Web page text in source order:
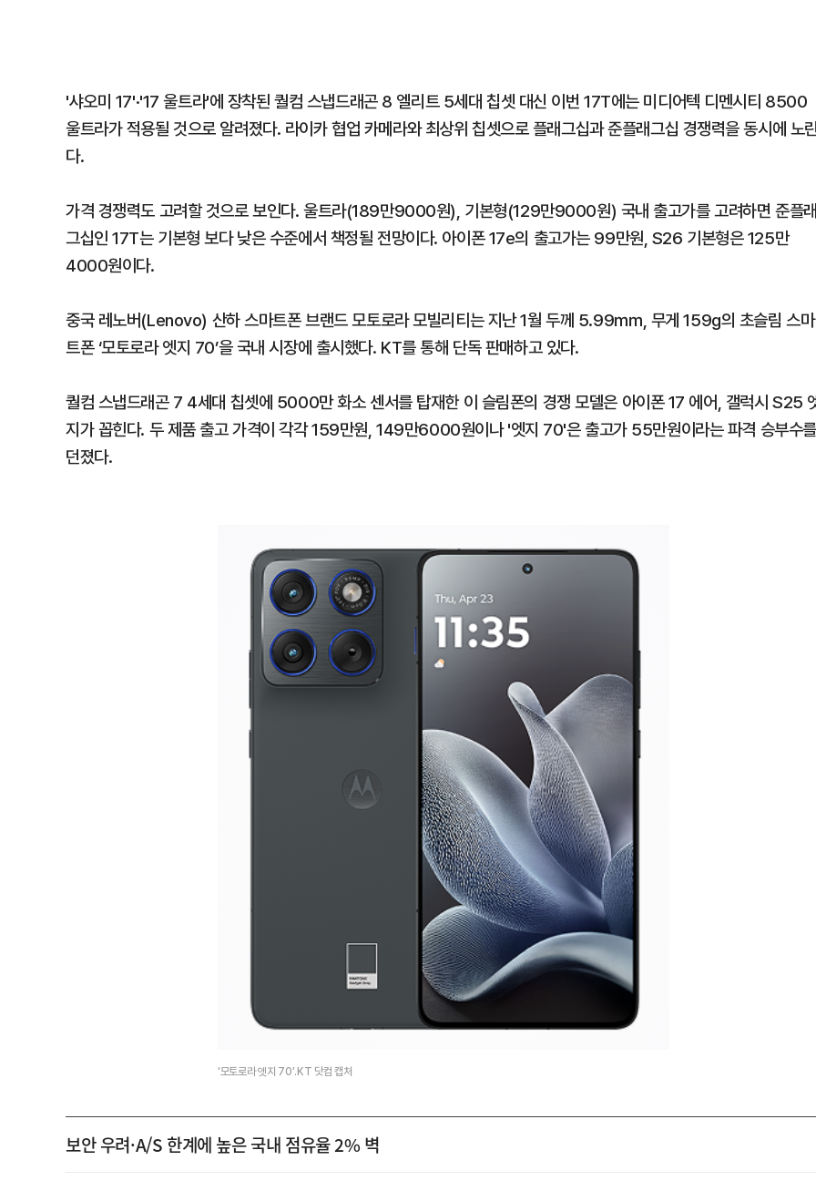
'샤오미 17'·'17 울트라'에 장착된 퀄컴 스냅드래곤 8 엘리트 5세대 칩셋 대신 이번 17T에는 미디어텍 디멘시티 8500
울트라가 적용될 것으로 알려졌다. 라이카 협업 카메라와 최상위 칩셋으로 플래그십과 준플래그십 경쟁력을 동시에 노
다.
가격 경쟁력도 고려할 것으로 보인다. 울트라(189만9000원), 기본형(129만9000원) 국내 출고가를 고려하면 준플
그십인 17T는 기본형 보다 낮은 수준에서 책정될 전망이다. 아이폰 17e의 출고가는 99만원, S26 기본형은 125만
4000원이다.
중국 레노버(Lenovo) 산하 스마트폰 브랜드 모토로라 모빌리티는 지난 1월 두께 5.99㎜, 무게 159g의 초슬림 스마
트폰 ‘모토로라 엣지 70’을 국내 시장에 출시했다. KT를 통해 단독 판매하고 있다.
퀄컴 스냅드래곤 7 4세대 칩셋에 5000만 화소 센서를 탑재한 이 슬림폰의 경쟁 모델은 아이폰 17 에어, 갤럭시 S25
지가 꼽힌다. 두 제품 출고 가격이 각각 159만원, 149만6000원이나 '엣지 70'은 출고가 55만원이라는 파격 승부수를
던졌다.
‘모토로라 엣지 70’.KT 닷컴 캡처
보안 우려·A/S 한계에 높은 국내 점유율 2% 벽